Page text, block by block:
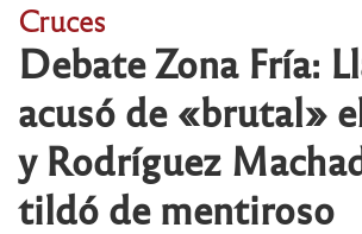
Cruces
Debate Zona Fría:
acusó de «brutal»
y Rodríguez
tildó de mentiroso